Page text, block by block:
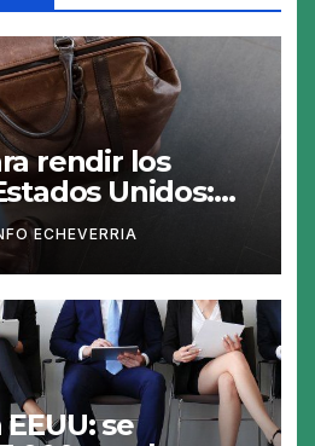
rendir los
Unidos:
gastar de más
ECHEVERRIA
se